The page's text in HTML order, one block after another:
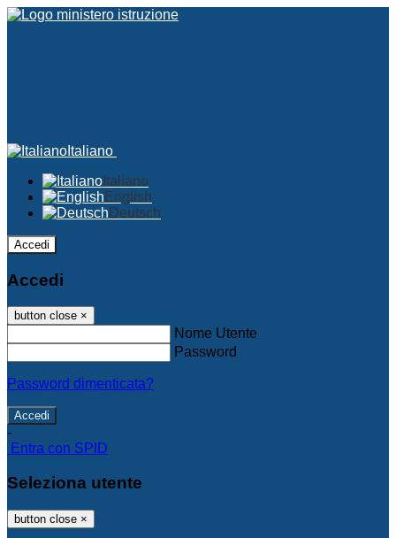
Italiano
Italiano
English
Deutsch
Accedi
Accedi
button close ×
Nome Utente
Password
Password dimenticata?
-
Entra con SPID
Seleziona utente
button close ×